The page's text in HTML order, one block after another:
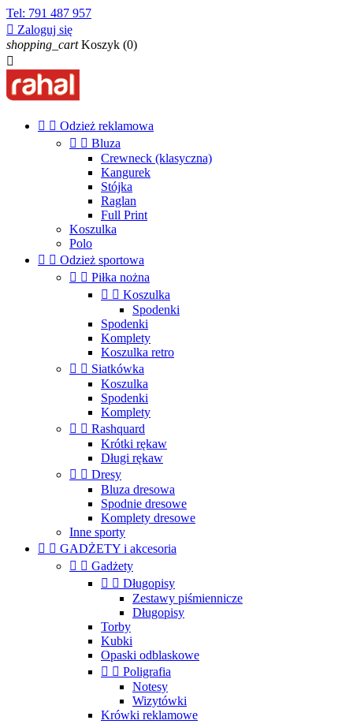
Tel: 791 487 957
 Zaloguj się
shopping_cart Koszyk (0)

  Odzież reklamowa
  Bluza
Crewneck (klasyczna)
Kangurek
Stójka
Raglan
Full Print
Koszulka
Polo
  Odzież sportowa
  Piłka nożna
  Koszulka
Spodenki
Spodenki
Komplety
Koszulka retro
  Siatkówka
Koszulka
Spodenki
Komplety
  Rashquard
Krótki rękaw
Długi rękaw
  Dresy
Bluza dresowa
Spodnie dresowe
Komplety dresowe
Inne sporty
  GADŻETY i akcesoria
  Gadżety
  Długopisy
Zestawy piśmiennicze
Długopisy
Torby
Kubki
Opaski odblaskowe
  Poligrafia
Notesy
Wizytówki
Krówki reklamowe